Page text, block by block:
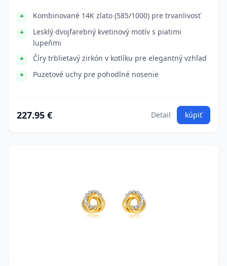
Kombinované 14K zlato (585/1000) pre trvanlivosť
Lesklý dvojfarebný kvetinový motív s piatimi
lupeňmi
Číry trblietavý zirkón v kotlíku pre elegantný vzhľad
Puzetové uchy pre pohodlné nosenie
227.95 € Detail kúpiť